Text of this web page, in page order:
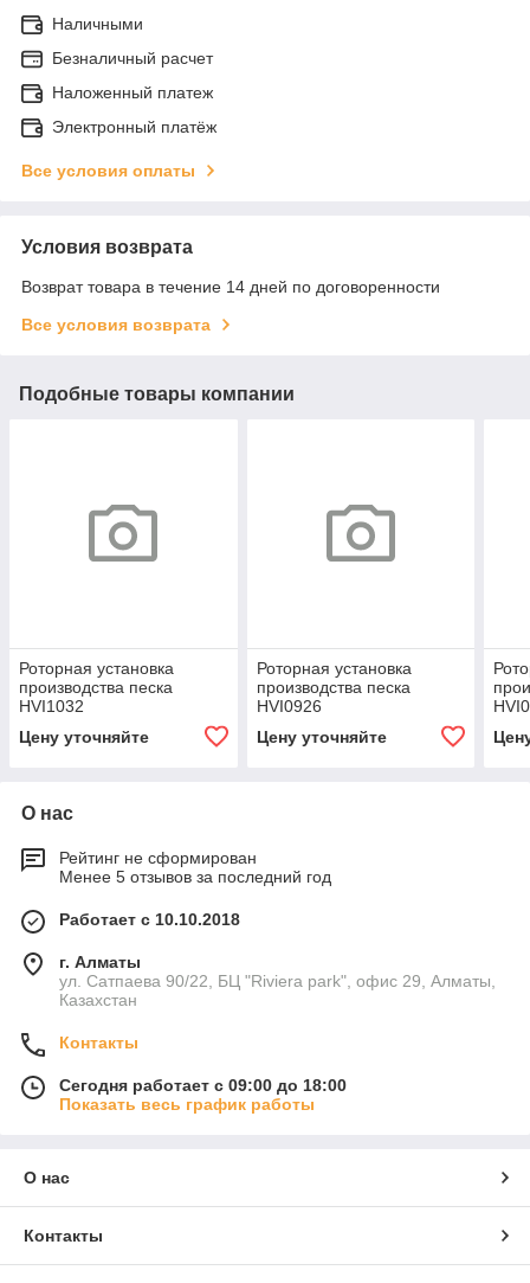
Наличными
Безналичный расчет
Наложенный платеж
Электронный платёж
Все условия оплаты
Условия возврата
Возврат товара в течение 14 дней по договоренности
Все условия возврата
Подобные товары компании
Роторная установка
производства песка
HVI1032
Цену уточняйте
Роторная установка
производства песка
HVI0926
Цену уточняйте
О нас
Рейтинг не сформирован
Менее 5 отзывов за последний год
Работает с 10.10.2018
г. Алматы
ул. Сатпаева 90/22, БЦ "Riviera park", офис 29, Алматы,
Казахстан
Контакты
Сегодня работает с 09:00 до 18:00
Показать весь график работы
О нас
Контакты